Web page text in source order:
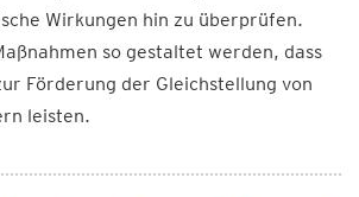
Wirkungen hin zu überprüfen.
so gestaltet werden, dass
Förderung der Gleichstellung von
leisten.